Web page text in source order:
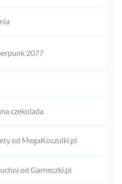
2077
czekolada
od MegaKoszulki.pl
od Garneczki.pl